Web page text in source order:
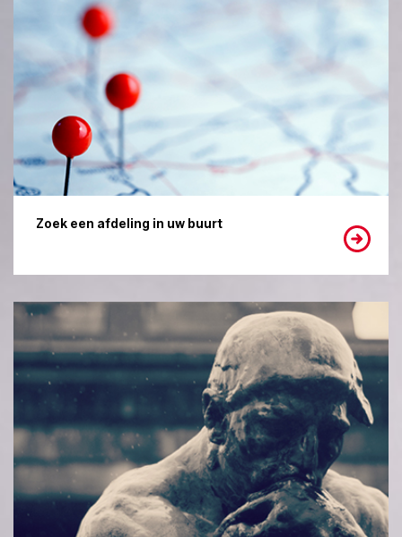
Zoek een afdeling in uw buurt